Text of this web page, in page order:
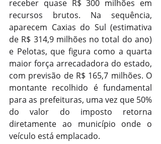
receber quase R$ 300 milhões em
recursos brutos. Na sequência,
aparecem Caxias do Sul (estimativa
de R$ 314,9 milhões no total do ano)
e Pelotas, que figura como a quarta
maior força arrecadadora do estado,
com previsão de R$ 165,7 milhões. O
montante recolhido é fundamental
para as prefeituras, uma vez que 50%
do valor do imposto retorna
diretamente ao município onde o
veículo está emplacado.